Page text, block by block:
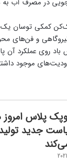
میزان 27 هزار مترمکعب در
خنک‌کن کمکی
و فن‌های
روی عملکرد آن
موجود
پلاس امروز
جدید